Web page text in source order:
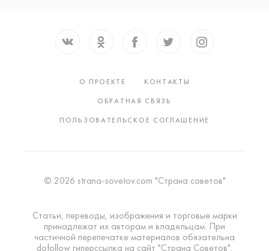
О ПРОЕКТЕ
КОНТАКТЫ
ОБРАТНАЯ СВЯЗЬ
ПОЛЬЗОВАТЕЛЬСКОЕ СОГЛАШЕНИЕ
© 2026 strana-sovetov.com "Страна советов"
Статьи, переводы, изображения и торговые марки
принадлежат их авторам и владельцам. При
частичной перепечатке материалов обязательна
dofollow гиперссылка на сайт "Страна Советов".